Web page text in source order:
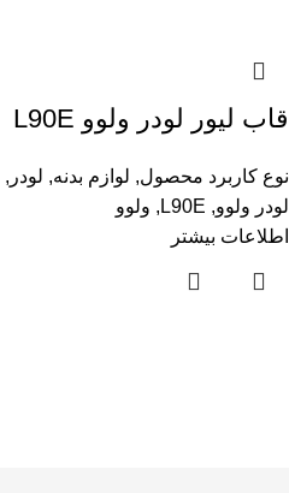
قاب لیور لودر ولوو L90E
نوع کاربرد محصول, لوازم بدنه, لودر ,
لودر ولوو,
L90E
, ولوو
اطلاعات بیشتر